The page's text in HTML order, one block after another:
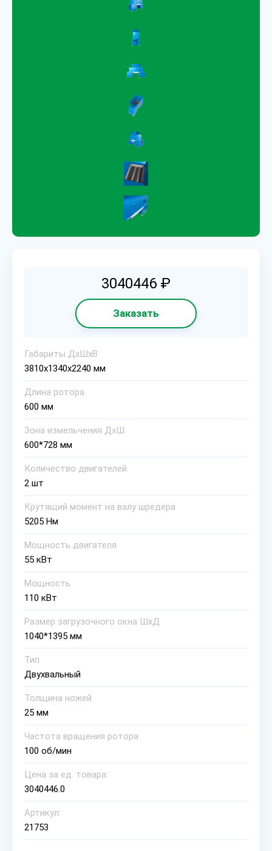
3040446 ₽
Заказать
Габариты ДхШхВ
3810x1340x2240 мм
Длина ротора
600 мм
Зона измельчения ДхШ
600*728 мм
Количество двигателей
2 шт
Крутящий момент на валу шредера
5205 Нм
Мощность двигателя
55 кВт
Мощность
110 кВт
Размер загрузочного окна ШхД
1040*1395 мм
Тип
Двухвальный
Толщина ножей
25 мм
Частота вращения ротора
100 об/мин
Цена за ед. товара:
3040446.0
Артикул:
21753